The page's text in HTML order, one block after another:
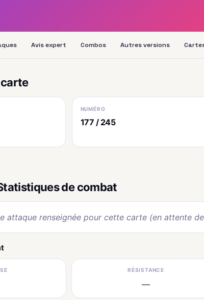
Avis expert Combos Autres versions
NUMÉRO
177 / 245
de combat
attaque renseignée pour cette carte (en attente
RÉSISTANCE
—